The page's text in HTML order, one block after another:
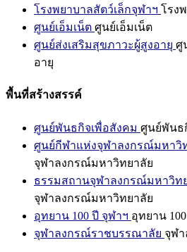
โรงพยาบาลสัตว์เล็กจุฬาฯ โรง
ศูนย์เอ็มเน็ต ศูนย์เอ็มเน็ต
ศูนย์ส่งเสริมสุขภาวะผู้สูงอายุ ศู
อายุ
พื้นที่สร้างสรรค์
ศูนย์พันธกิจเพื่อสังคม ศูนย์พันธ
ศูนย์กีฬาแห่งจุฬาลงกรณ์มหาวิ
จุฬาลงกรณ์มหาวิทยาลัย
ธรรมสถานจุฬาลงกรณ์มหาวิท
จุฬาลงกรณ์มหาวิทยาลัย
อุทยาน 100 ปี จุฬาฯ อุทยาน
จุฬาลงกรณ์ราชบรรณาลัย จุฬ